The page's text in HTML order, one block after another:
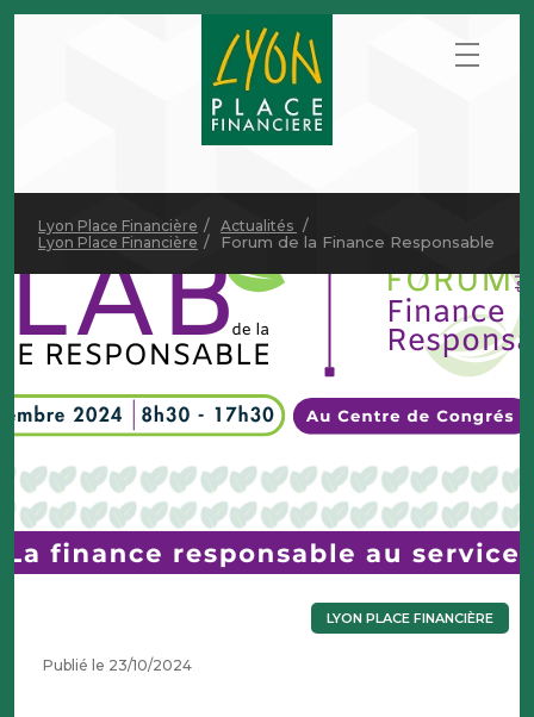
Lyon Place Financière
Actualités
Lyon Place Financière
Forum de la Finance Responsable
LYON PLACE FINANCIÈRE
Publié le 23/10/2024